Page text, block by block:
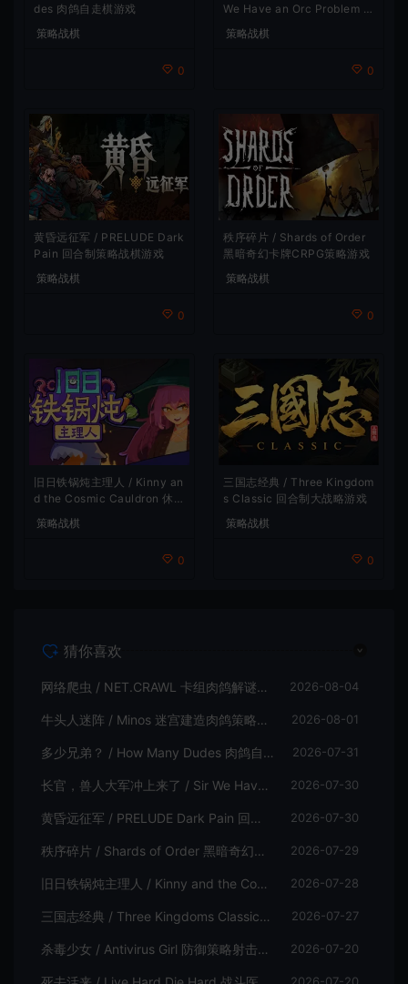
des 肉鸽自走棋游戏
策略战棋
0
We Have an Orc Problem 增
策略战棋
0
黄昏远征军 / PRELUDE Dark
Pain 回合制策略战棋游戏
策略战棋
0
秩序碎片 / Shards of Order
黑暗奇幻卡牌CRPG策略游戏
策略战棋
0
旧日铁锅炖主理人 / Kinny an
d the Cosmic Cauldron 休闲
策略战棋
0
三国志经典 / Three Kingdom
s Classic 回合制大战略游戏
策略战棋
0
猜你喜欢
网络爬虫 / NET.CRAWL 卡组肉鸽解谜策略游戏 2026-08-04
牛头人迷阵 / Minos 迷宫建造肉鸽策略游戏 2026-08-01
多少兄弟？ / How Many Dudes 肉鸽自走棋游戏 2026-07-31
长官，兽人大军冲上来了 / Sir We Have an Orc Problem 增量塔防游戏 2026-07-30
黄昏远征军 / PRELUDE Dark Pain 回合制策略战棋游戏 2026-07-30
秩序碎片 / Shards of Order 黑暗奇幻卡牌CRPG策略游戏 2026-07-29
旧日铁锅炖主理人 / Kinny and the Cosmic Cauldron 休闲卡片肉鸽策略游戏 2026-07-28
三国志经典 / Three Kingdoms Classic 回合制大战略游戏 2026-07-27
杀毒少女 / Antivirus Girl 防御策略射击游戏 2026-07-20